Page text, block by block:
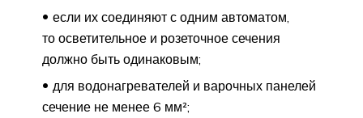
если их соединяют с одним автоматом,
то осветительное и розеточное сечения
должно быть одинаковым;
для водонагревателей и варочных панелей
сечение не менее 6 мм²;